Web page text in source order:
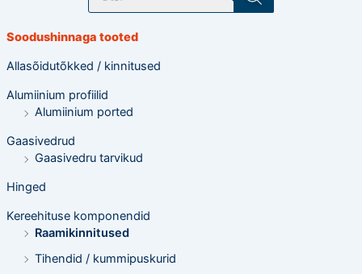
o
t
o
t
s
i
n
g
Soodushinnaga tooted
Allasõidutõkked / kinnitused
Alumiinium profiilid
Alumiinium ported
Gaasivedrud
Gaasivedru tarvikud
Hinged
Kereehituse komponendid
Raamikinnitused
Tihendid / kummipuskurid